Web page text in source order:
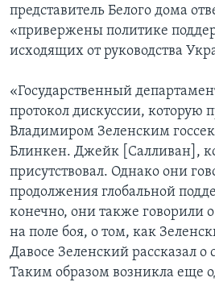
представитель Белого дома
«привержены политике
исходящих от руководства
«Государственный
протокол дискуссии, которую
Владимиром Зеленским
Блинкен. Джейк [Салливан],
присутствовал. Однако они
продолжения глобальной
конечно, они также говорили
на поле боя, о том, как
Давосе Зеленский рассказал
Таким образом возникла еще